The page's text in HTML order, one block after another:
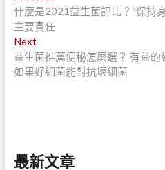
章
導
覽
post:
什麼是2021益生菌評比？“保持
主要責任
NextNext
post:
益生菌推薦便秘怎麼選？ 有益的
如果好細菌能對抗壞細菌
最新文章